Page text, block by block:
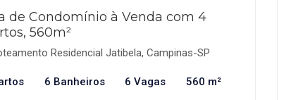
de Condomínio à Venda com 4
560m²
Residencial Jatibela, Campinas-SP
6 Banheiros 6 Vagas 560 m²